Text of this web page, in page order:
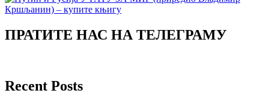
ПРАТИТЕ НАС НА ТЕЛЕГРАМУ
Recent Posts